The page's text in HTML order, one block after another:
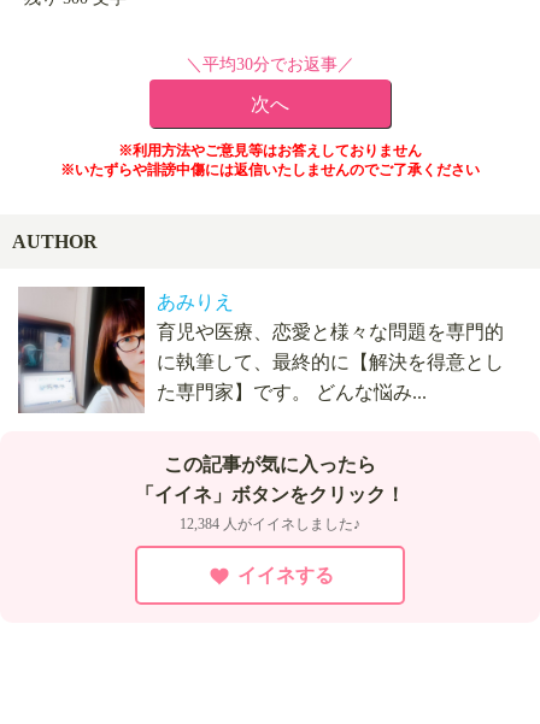
＼平均30分でお返事／
※利用方法やご意見等はお答えしておりません
※いたずらや誹謗中傷には返信いたしませんのでご了承ください
AUTHOR
あみりえ
育児や医療、恋愛と様々な問題を専門的
に執筆して、最終的に【解決を得意とし
た専門家】です。 どんな悩み...
この記事が気に入ったら
「イイネ」ボタンをクリック！
12,384 人がイイネしました♪
イイネする